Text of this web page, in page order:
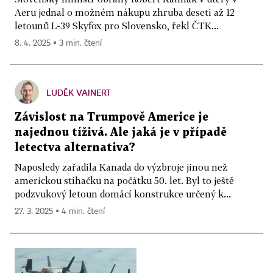
Aeru jednal o možném nákupu zhruba deseti až 12
letounů L-39 Skyfox pro Slovensko, řekl ČTK...
8. 4. 2025 ▪ 3 min. čtení
LUDĚK VAINERT
Závislost na Trumpově Americe je
najednou tíživá. Ale jaká je v případě
letectva alternativa?
Naposledy zařadila Kanada do výzbroje jinou než
americkou stíhačku na počátku 50. let. Byl to ještě
podzvukový letoun domácí konstrukce určený k...
27. 3. 2025 ▪ 4 min. čtení